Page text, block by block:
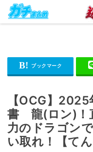
【OCG】
書 龍(ロン)！
力のドラゴン
い取れ！【て